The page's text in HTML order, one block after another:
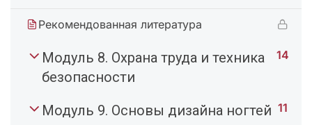
Рекомендованная литература
Модуль 8. Охрана труда и техника
безопасности
14
Модуль 9. Основы дизайна ногтей 11